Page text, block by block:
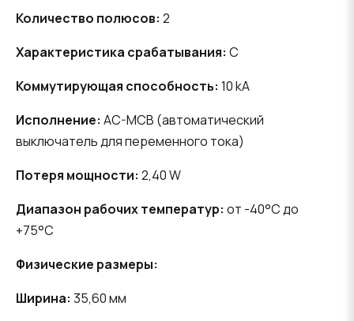
Количество полюсов: 2
Характеристика срабатывания: C
Коммутирующая способность: 10 kA
Исполнение: AC-MCB (автоматический
выключатель для переменного тока)
Потеря мощности: 2,40 W
Диапазон рабочих температур: от -40°C до
+75°C
Физические размеры:
Ширина: 35,60 мм